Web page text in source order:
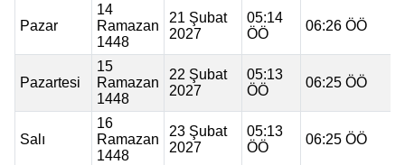
Pazar
14
Ramazan
1448
21 Şubat
2027
05:14
ÖÖ
06:26 ÖÖ
Pazartesi
15
Ramazan
1448
22 Şubat
2027
05:13
ÖÖ
06:25 ÖÖ
Salı
16
Ramazan
1448
23 Şubat
2027
05:13
ÖÖ
06:25 ÖÖ